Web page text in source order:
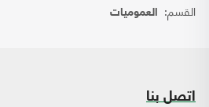
القسم: العموميات
اتصل بنا